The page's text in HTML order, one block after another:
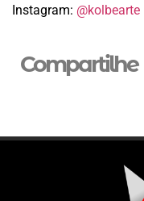
Instagram: @kolbearte
Compartilhe